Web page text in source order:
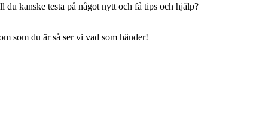
kanske testa på något nytt och få tips och hjälp?
som du är så ser vi vad som händer!